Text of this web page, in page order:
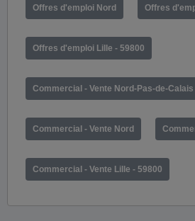
Offres d'emploi Nord Offres
Offres d'emploi Lille - 59800
Commercial - Vente Nord-Pas-de-Calais
Commercial - Vente Nord
Commercial - Vente Lille - 59800